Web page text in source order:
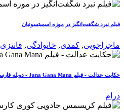
فیلم نبرد شگفت‌انگیز در موزه اسمیتسونیان
ماجراجویی, کمدی, خانوادگی, فانتزی
حکایت عدالت - فیلم Jana Gana Mana - دوبله فارسی
درام